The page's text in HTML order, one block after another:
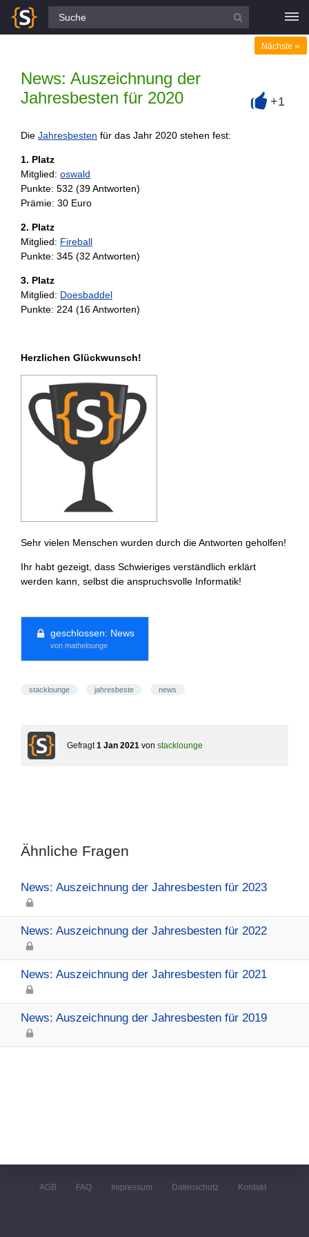
Alle Fragen
News: Auszeichnung der
Jahresbesten für 2020
Nächste »
+1
Die Jahresbesten für das Jahr 2020 stehen fest:
1. Platz
Mitglied: oswald
Punkte: 532 (39 Antworten)
Prämie: 30 Euro
2. Platz
Mitglied: Fireball
Punkte: 345 (32 Antworten)
3. Platz
Mitglied: Doesbaddel
Punkte: 224 (16 Antworten)
Herzlichen Glückwunsch!
Sehr vielen Menschen wurden durch die Antworten geholfen!
Ihr habt gezeigt, dass Schwieriges verständlich erklärt
werden kann, selbst die anspruchsvolle Informatik!
geschlossen: News
von mathelounge
stacklounge jahresbeste news
Gefragt 1 Jan 2021 von stacklounge
Ähnliche Fragen
News: Auszeichnung der Jahresbesten für 2023
News: Auszeichnung der Jahresbesten für 2022
News: Auszeichnung der Jahresbesten für 2021
News: Auszeichnung der Jahresbesten für 2019
AGB FAQ Impressum Datenschutz Kontakt